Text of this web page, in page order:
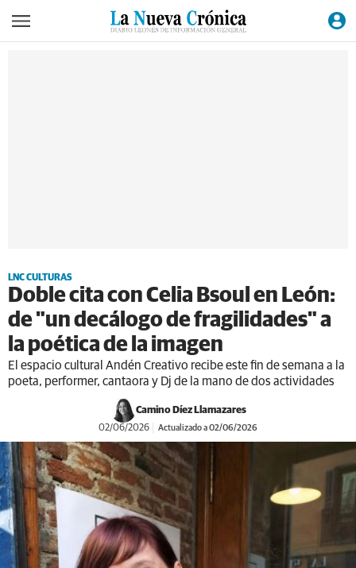
LNC CULTURAS
Doble cita con Celia Bsoul en León:
de "un decálogo de fragilidades" a
la poética de la imagen
El espacio cultural Andén Creativo recibe este fin de semana a la
poeta, performer, cantaora y Dj de la mano de dos actividades
Camino Díez Llamazares
02/06/2026 Actualizado a 02/06/2026